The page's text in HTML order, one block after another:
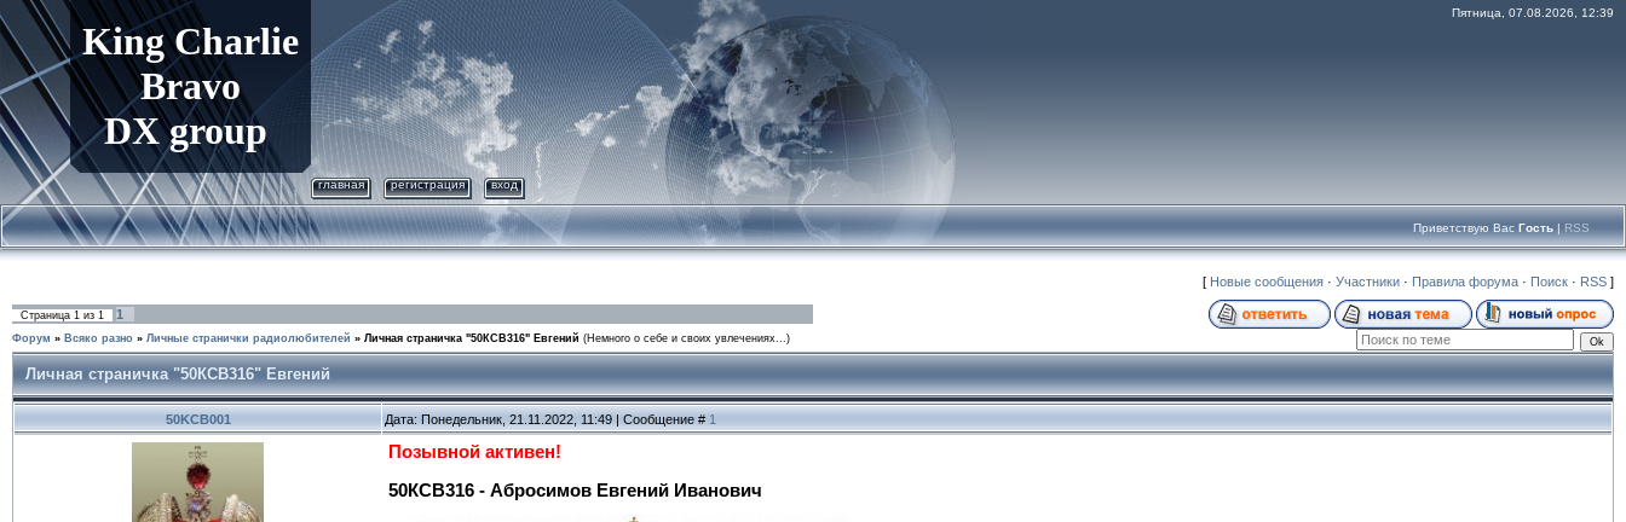
KingCharlie
Bravo
DX group
Пятница, 07.08.2026, 12:39
главная регистрация вход
Приветствую Вас Гость | RSS
[ Новые сообщения · Участники · Правила форума · Поиск · RSS ]
Страница 1 из 1 1
Форум » Всяко разно » Личные странички радиолюбителей » Личная страничка "50КСВ316" Евгений (Немного о себе и своих увлечениях...)
Личная страничка "50КСВ316" Евгений
50KCB001 Дата: Понедельник, 21.11.2022, 11:49 | Сообщение # 1
Позывной активен!
50КСВ316 - Абросимов Евгений Иванович